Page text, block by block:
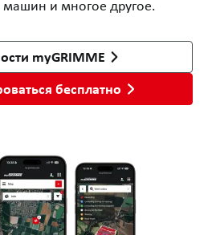
и многое другое.
myGRIMME
бесплатно